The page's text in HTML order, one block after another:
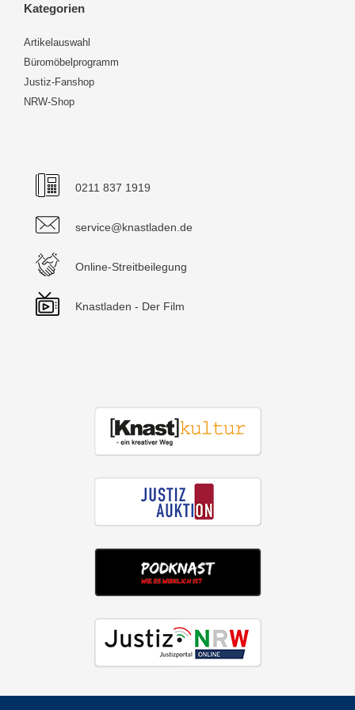
Kategorien
Artikelauswahl
Büromöbelprogramm
Justiz-Fanshop
NRW-Shop
0211 837 1919
service@knastladen.de
Online-Streitbeilegung
Knastladen - Der Film